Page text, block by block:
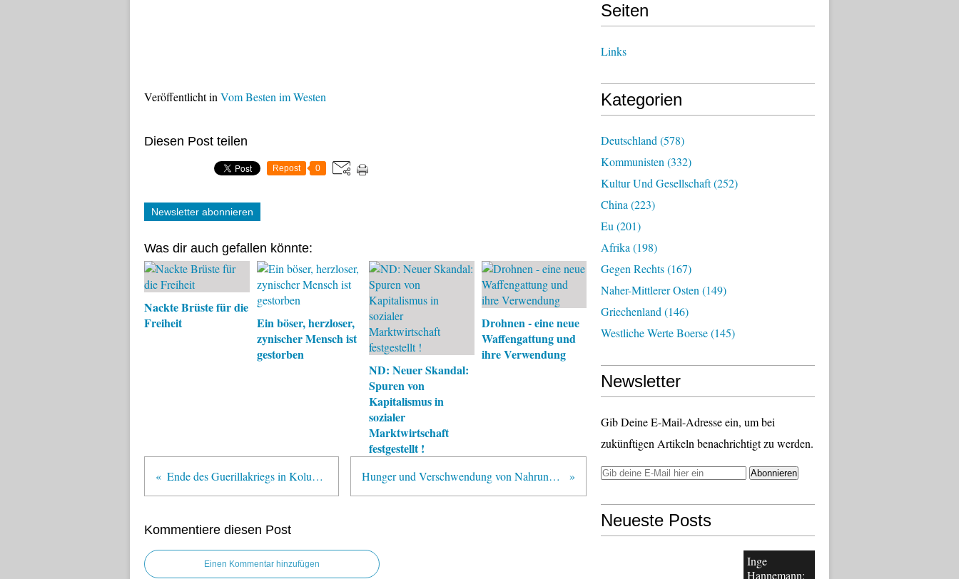
Veröffentlicht in Vom Besten im Westen
Diesen Post teilen
Repost 0
Newsletter abonnieren
Was dir auch gefallen könnte:
Nackte Brüste für die
Freiheit
Ein böser, herzloser,
zynischer Mensch ist
gestorben
ND: Neuer Skandal:
Spuren von
Kapitalismus in
sozialer
Marktwirtschaft
festgestellt !
Drohnen - eine neue
Waffengattung und
ihre Verwendung
Ende des Guerillakriegs in Kolumbien ? Hunger und Verschwendung von Nahrungsmitteln
Kommentiere diesen Post
Einen Kommentar hinzufügen
Seiten
Links
Kategorien
Deutschland (578)
Kommunisten (332)
Kultur Und Gesellschaft(252)
China (223)
Eu (201)
Afrika (198)
Gegen Rechts(167)
Naher-Mittlerer Osten (149)
Griechenland (146)
Westliche Werte Boerse(145)
Newsletter
Gib Deine E-Mail-Adresse ein, um bei
zukünftigen Artikeln benachrichtigt zu werden.
Neueste Posts
Inge
Hannemann: